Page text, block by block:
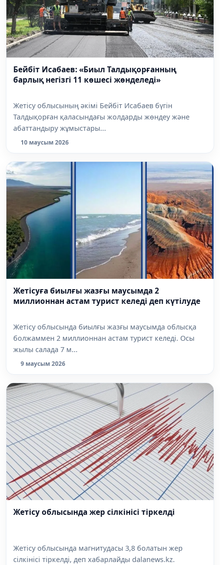
Бейбіт Исабаев: «Биыл Талдықорғанның
барлық негізгі 11 көшесі жөнделеді»
Жетісу облысының әкімі Бейбіт Исабаев бүгін
Талдықорған қаласындағы жолдарды жөндеу және
абаттандыру жұмыстары...
10 маусым 2026
Жетісуға биылғы жазғы маусымда 2
миллионнан астам турист келеді деп күтілуде
Жетісу облысында биылғы жазғы маусымда облысқа
болжаммен 2 миллионнан астам турист келеді. Осы
жылы салада 7 м...
9 маусым 2026
Жетісу облысында жер сілкінісі тіркелді
Жетісу облысында магнитудасы 3,8 болатын жер
сілкінісі тіркелді, деп хабарлайды dalanews.kz.